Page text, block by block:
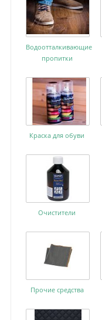
Водоотталкивающие
пропитки
Краска для обуви
Очистители
Прочие средства